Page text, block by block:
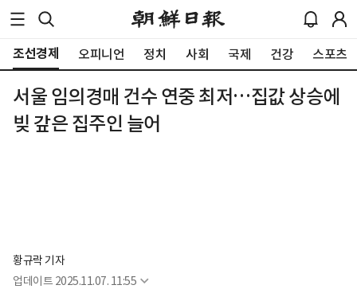
조선경제 오피니언 정치 사회 국제 건강 스포츠
서울 임의경매 건수 연중 최저…집값 상승에
빚 갚은 집주인 늘어
황규락 기자
업데이트 2025.11.07. 11:55